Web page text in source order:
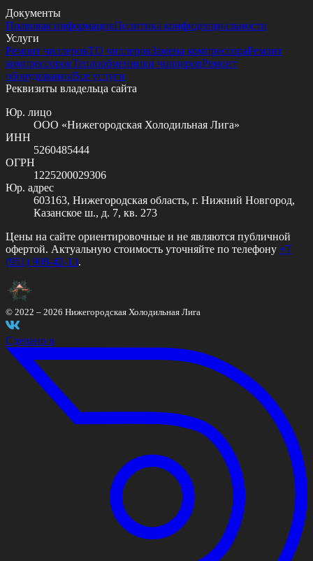
Документы
Правовая информацияПолитика конфиденциальности
Услуги
Ремонт чиллеровТО чиллеровЗамена компрессораРемонт
компрессоровТеплообменники чиллеровРемонт
оборудованияВсе услуги
Реквизиты владельца сайта
Юр. лицо
ООО «Нижегородская Холодильная Лига»
ИНН
5260485444
ОГРН
1225200029306
Юр. адрес
603163, Нижегородская область, г. Нижний Новгород,
Казанское ш., д. 7, кв. 273
Цены на сайте ориентировочные и не являются публичной
офертой. Актуальную стоимость уточняйте по телефону +7
(951) 908-42-13.
© 2022 – 2026 Нижегородская Холодильная Лига
Сделано в